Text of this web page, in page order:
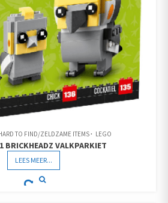
TO FIND/ZELDZAME ITEMS LEGO
BRICKHEADZ VALKPARKIET
LEES MEER...